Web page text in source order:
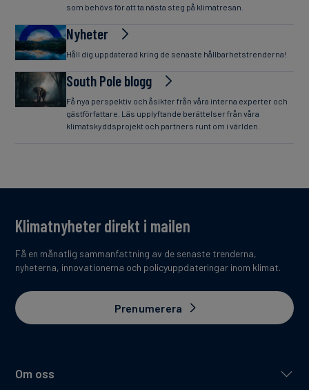
som behövs för att ta nästa steg på klimatresan.
Nyheter
Håll dig uppdaterad kring de senaste hållbarhetstrenderna!
South Pole blogg
Få nya perspektiv och åsikter från våra interna experter och
gästförfattare. Läs upplyftande berättelser från våra
klimatskyddsprojekt och partners runt om i världen.
Om oss
Klimatnyheter direkt i mailen
Få en månatlig sammanfattning av de senaste trenderna,
nyheterna, innovationerna och policyuppdateringar inom klimat.
Prenumerera